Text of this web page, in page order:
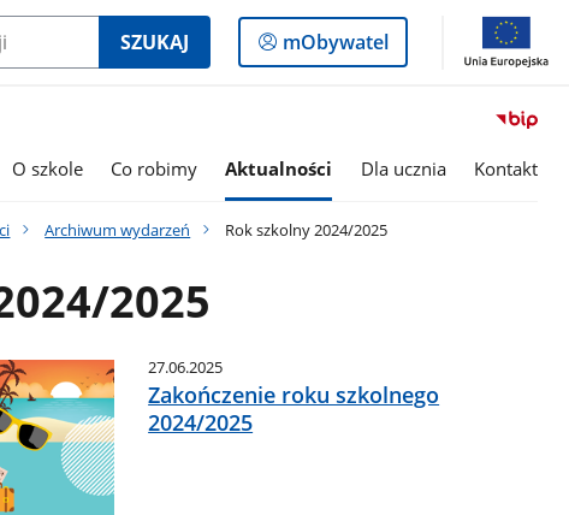
SZUKAJ
Logowanie
do
mObywatel
O szkole Co robimy Aktualności Dla ucznia Kontakt
Archiwum wydarzeń Rok szkolny 2024/2025
2025
27.06.2025
Zakończenie roku szkolnego
2024/2025